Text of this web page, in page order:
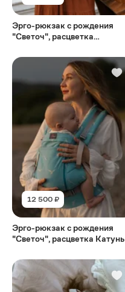
Эрго-рюкзак с рождения
"Светоч", расцветка
12 500 ₽
Эрго-рюкзак с рождения
"Светоч", расцветка Катунь